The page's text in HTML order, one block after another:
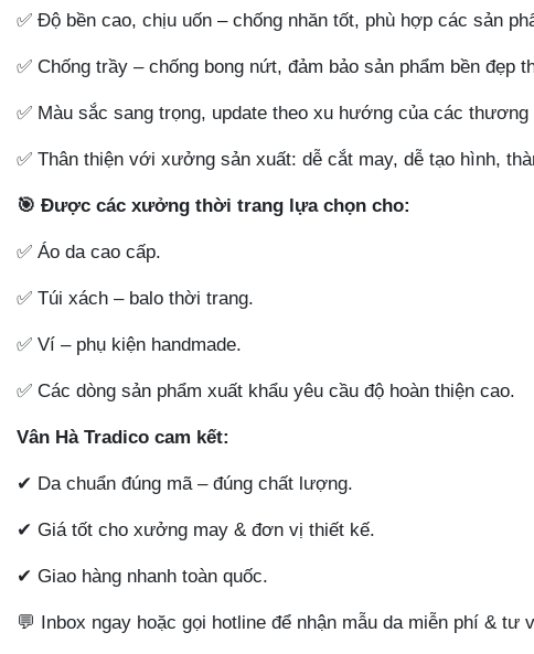
✅ Độ bền cao, chịu uốn – chống nhăn tốt, phù hợp các sản
✅ Chống trầy – chống bong nứt, đảm bảo sản phẩm bền đẹp
✅ Màu sắc sang trọng, update theo xu hướng của các thương
✅ Thân thiện với xưởng sản xuất: dễ cắt may, dễ tạo hình,
🎯 Được các xưởng thời trang lựa chọn cho:
✅ Áo da cao cấp.
✅ Túi xách – balo thời trang.
✅ Ví – phụ kiện handmade.
✅ Các dòng sản phẩm xuất khẩu yêu cầu độ hoàn thiện cao.
Vân Hà Tradico cam kết:
✔ Da chuẩn đúng mã – đúng chất lượng.
✔ Giá tốt cho xưởng may & đơn vị thiết kế.
✔ Giao hàng nhanh toàn quốc.
💬 Inbox ngay hoặc gọi hotline để nhận mẫu da miễn phí & tư